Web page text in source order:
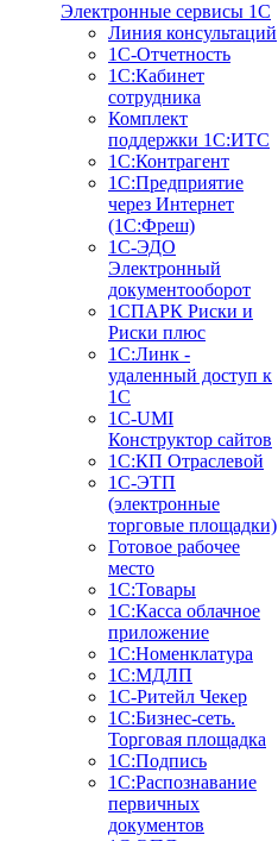
Электронные сервисы 1С
Линия консультаций
1С-Отчетность
1С:Кабинет
сотрудника
Комплект
поддержки 1С:ИТС
1С:Контрагент
1С:Предприятие
через Интернет
(1С:Фреш)
1С-ЭДО
Электронный
документооборот
1СПАРК Риски и
Риски плюс
1С:Линк -
удаленный доступ к
1С
1С-UMI
Конструктор сайтов
1С:КП Отраслевой
1С-ЭТП
(электронные
торговые площадки)
Готовое рабочее
место
1С:Товары
1С:Касса облачное
приложение
1С:Номенклатура
1С:МДЛП
1C-Ритейл Чекер
1C:Бизнес-сеть.
Торговая площадка
1С:Подпись
1С:Распознавание
первичных
документов